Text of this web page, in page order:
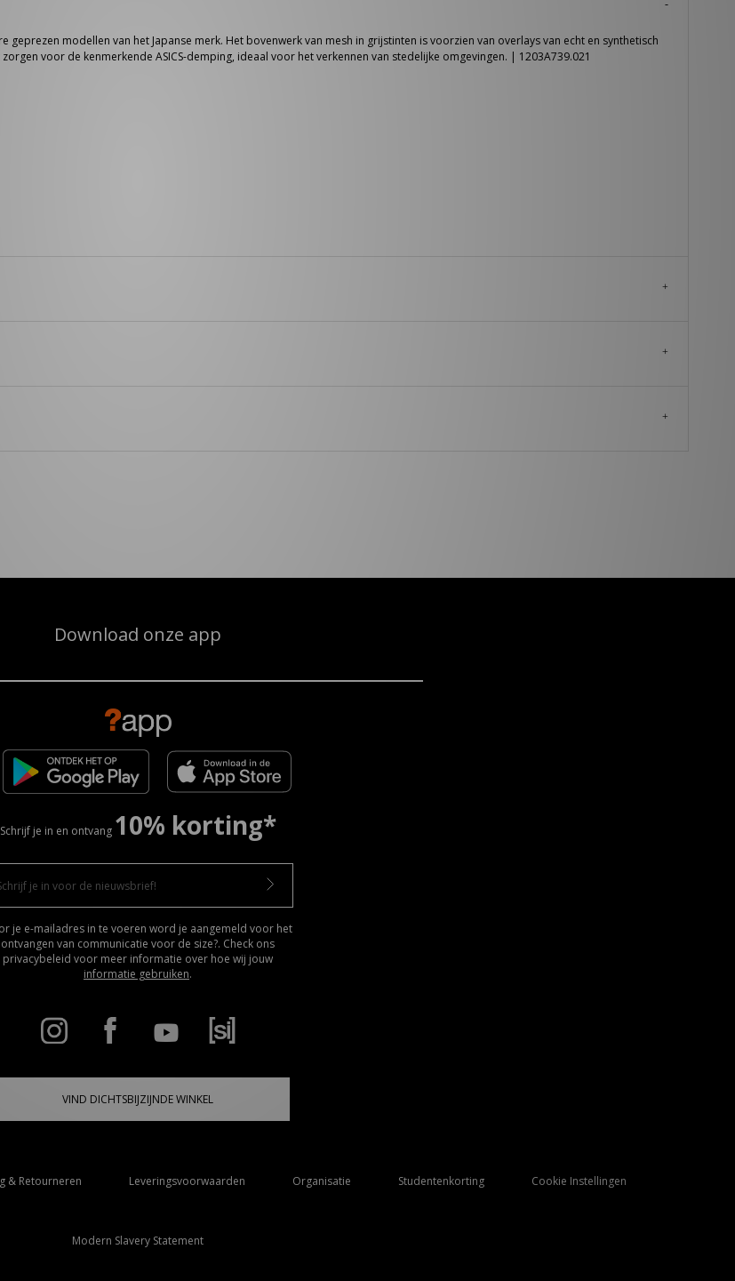
geprezen modellen van het Japanse merk. Het bovenwerk van mesh in grijstinten is voorzien van overlays van echt en synthetisch
voor de kenmerkende ASICS-demping, ideaal voor het verkennen van stedelijke omgevingen. | 1203A739.021
Download onze app
Schrijf je in en ontvang 10% korting*
je e-mailadres in te voeren word je aangemeld voor het
ontvangen van communicatie voor de size?. Check ons
privacybeleid voor meer informatie over hoe wij jouw
informatie gebruiken.
VIND DICHTSBIJZIJNDE WINKEL
& Retourneren Leveringsvoorwaarden Organisatie Studentenkorting Cookie Instellingen
Modern Slavery Statement